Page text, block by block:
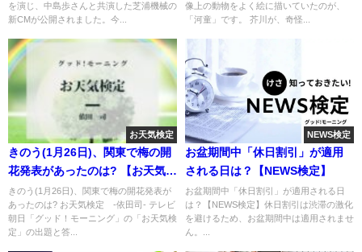
を演じ、中島歩さんと共演した芝浦機械の
新CMが公開されました。今...
像上の動物をよく絵に描いていたのが、
「河童」です。 芥川が、奇怪...
お天気検定
きのう(1月26日)、関東で梅の開
花発表があったのは? 【お天気検
定】
きのう(1月26日)、関東で梅の開花発表が
あったのは? お天気検定 -依田司- テレビ
朝日「グッド！モーニング」の「お天気検
定」の出題と答...
NEWS検定
お盆期間中「休日割引」が適用
される日は？【NEWS検定】
お盆期間中「休日割引」が適用される日
は？【NEWS検定】休日割引は渋滞の激化
を避けるため、お盆期間中は適用されませ
ん。...